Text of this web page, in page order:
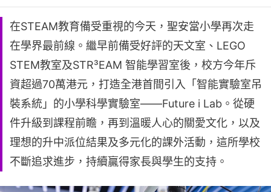
在STEAM教育備受重視的今天，聖安當小學再次走
在學界最前線。繼早前備受好評的天文室、LEGO
STEM教室及STR³EAM 智能學習室後，校方今年斥
資超過70萬港元，打造全港首間引入「智能實驗室吊
裝系統」的小學科學實驗室——Future i Lab。從硬
件升級到課程前瞻，再到溫暖人心的關愛文化，以及
理想的升中派位結果及多元化的課外活動，這所學校
不斷追求進步，持續贏得家長與學生的支持。